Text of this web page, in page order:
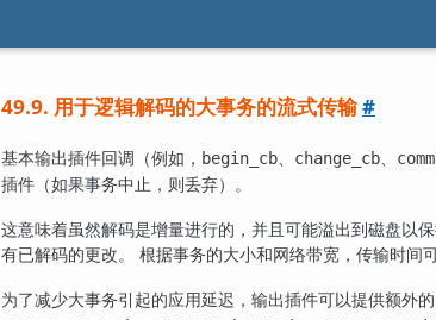
49.9. 用于逻辑解码的大事务的流式传输#
基本输出插件回调（例如， begin_cb、 change_cb、
插件（如果事务中止，则丢弃）。
这意味着虽然解码是增量进行的，并且可能溢出到磁盘以
有已解码的更改。 根据事务的大小和网络带宽，传输时间
为了减少大事务引起的应用延迟，输出插件可以提供额外